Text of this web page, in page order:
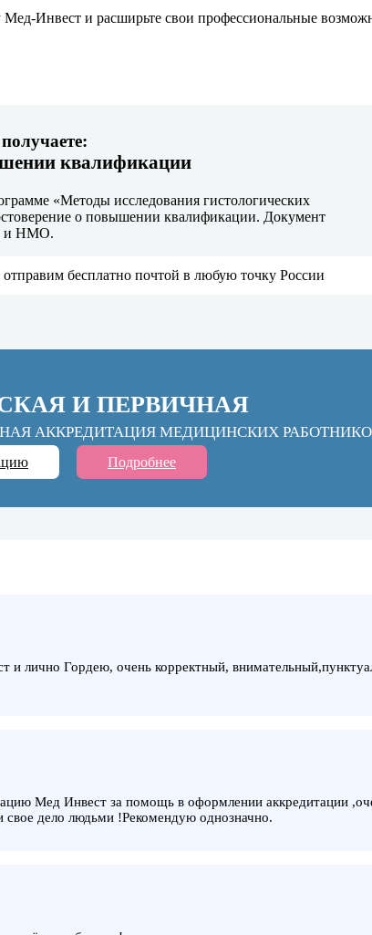
Инвест и расширьте свои профессиональные
квалификации
«Методы исследования гистологических
о повышении квалификации. Документ
и НМО.
бесплатно почтой в любую точку России
И ПЕРВИЧНАЯ
АККРЕДИТАЦИЯ МЕДИЦИНСКИХ
Подробнее
лично Гордею, очень корректный,
Мед Инвест за помощь в оформлении аккредитации
дело людьми !Рекомендую однозначно.